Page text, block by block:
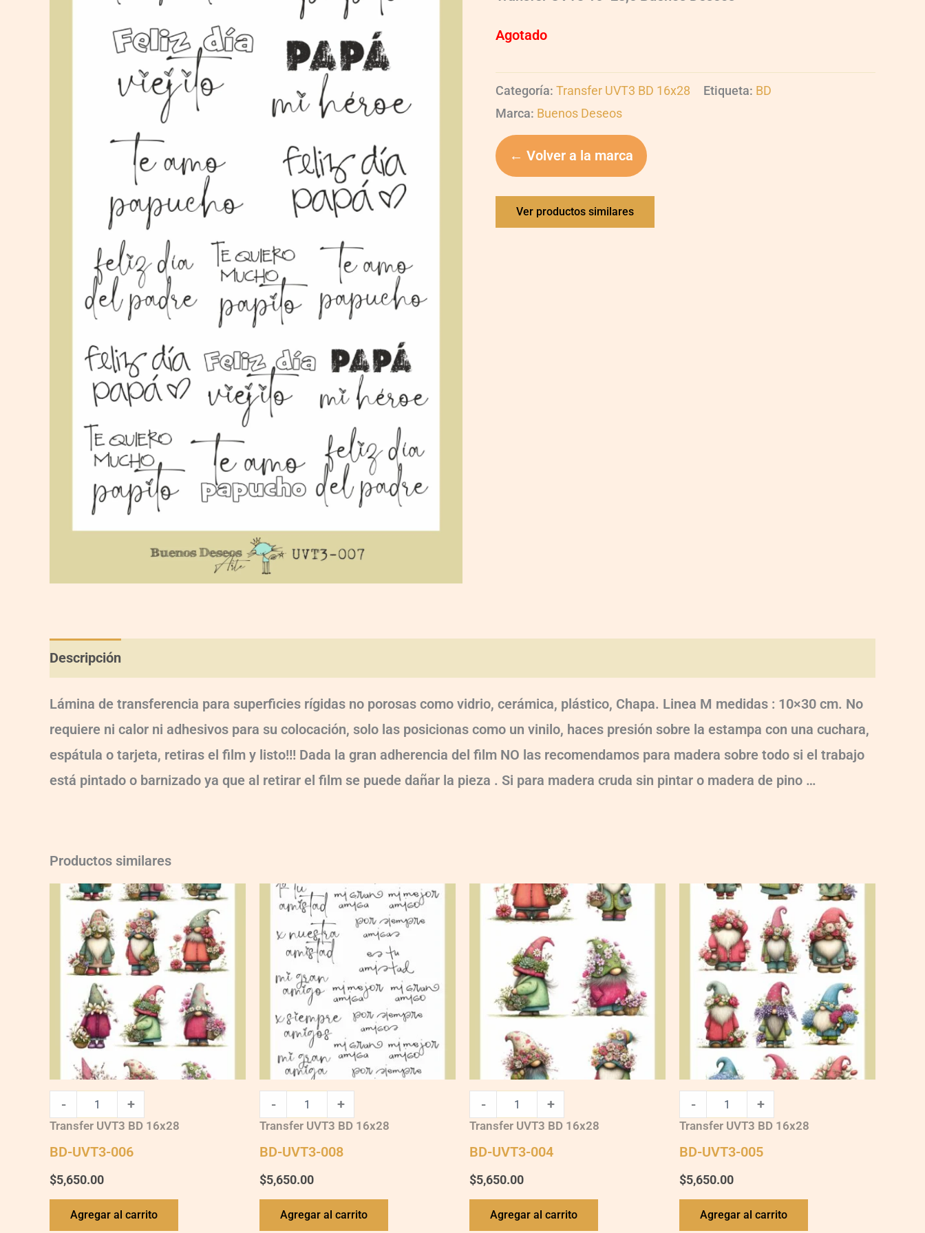
Agotado
Categoría: Transfer UVT3 BD 16x28 Etiqueta: BD
Marca: Buenos Deseos
← Volver a la marca
Ver productos similares
Descripción
Lámina de transferencia para superficies rígidas no porosas como vidrio, cerámica, plástico, Chapa. Linea M medidas : 10×30 cm. No
requiere ni calor ni adhesivos para su colocación, solo las posicionas como un vinilo, haces presión sobre la estampa con una cuchara,
espátula o tarjeta, retiras el film y listo!!! Dada la gran adherencia del film NO las recomendamos para madera sobre todo si el trabajo
está pintado o barnizado ya que al retirar el film se puede dañar la pieza . Si para madera cruda sin pintar o madera de pino …
Productos similares
UVT3-
quantity
- +
Transfer UVT3 BD 16x28
BD-UVT3-006
$5,650.00
Agregar al carrito
UVT3-
quantity
- +
Transfer UVT3 BD 16x28
BD-UVT3-008
$5,650.00
Agregar al carrito
- +
Transfer UVT3 BD 16x28
BD-UVT3-004
$5,650.00
Agregar al carrito
quantity
- +
Transfer UVT3 BD 16x28
BD-UVT3-005
$5,650.00
Agregar al carrito